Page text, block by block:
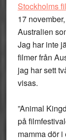
Stockholms
17
Australien
Jag har inte
filmer från
jag har sett
visas.
”Animal
på
mamma dör